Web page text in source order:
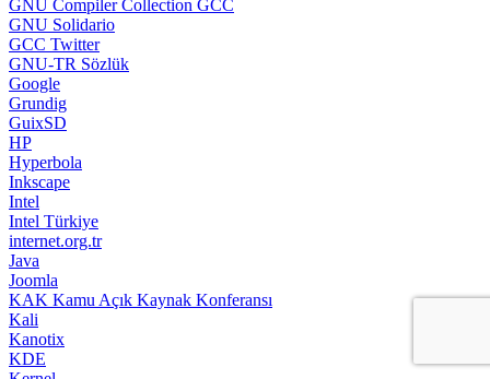
GNU Compiler Collection GCC
GNU Solidario
GCC Twitter
GNU-TR Sözlük
Google
Grundig
GuixSD
HP
Hyperbola
Inkscape
Intel
Intel Türkiye
internet.org.tr
Java
Joomla
KAK Kamu Açık Kaynak Konferansı
Kali
Kanotix
KDE